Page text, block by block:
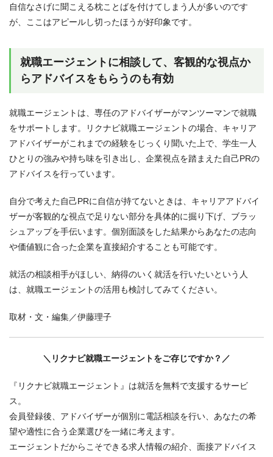
自信なさげに聞こえる枕ことばを付けてしまう人が多いのです
が、ここはアピールし切ったほうが好印象です。
就職エージェントに相談して、客観的な視点か
らアドバイスをもらうのも有効
就職エージェントは、専任のアドバイザーがマンツーマンで就職
をサポートします。リクナビ就職エージェントの場合、キャリア
アドバイザーがこれまでの経験をじっくり聞いた上で、学生一人
ひとりの強みや持ち味を引き出し、企業視点を踏まえた自己PRの
アドバイスを行っています。
自分で考えた自己PRに自信が持てないときは、キャリアアドバイ
ザーが客観的な視点で足りない部分を具体的に掘り下げ、ブラッ
シュアップを手伝います。個別面談をした結果からあなたの志向
や価値観に合った企業を直接紹介することも可能です。
就活の相談相手がほしい、納得のいく就活を行いたいという人
は、就職エージェントの活用も検討してみてください。
取材・文・編集／伊藤理子
＼リクナビ就職エージェントをご存じですか？／
『リクナビ就職エージェント』は就活を無料で支援するサービ
ス。
会員登録後、アドバイザーが個別に電話相談を行い、あなたの希
望や適性に合う企業選びを一緒に考えます。
エージェントだからこそできる求人情報の紹介、面接アドバイス